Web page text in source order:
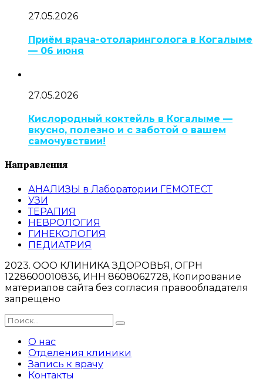
27.05.2026
Приём врача-отоларинголога в Когалыме
— 06 июня
27.05.2026
Кислородный коктейль в Когалыме —
вкусно, полезно и с заботой о вашем
самочувствии!
Направления
АНАЛИЗЫ в Лаборатории ГЕМОТЕСТ
УЗИ
ТЕРАПИЯ
НЕВРОЛОГИЯ
ГИНЕКОЛОГИЯ
ПЕДИАТРИЯ
2023. ООО КЛИНИКА ЗДОРОВЬЯ, ОГРН
1228600010836, ИНН 8608062728, Копирование
материалов сайта без согласия правообладателя
запрещено
О нас
Отделения клиники
Запись к врачу
Контакты